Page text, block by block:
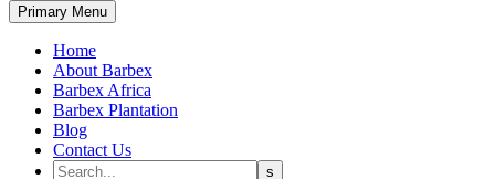
Primary Menu
Home
About Barbex
Barbex Africa
Barbex Plantation
Blog
Contact Us